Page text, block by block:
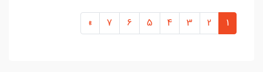
1
2
3
4
5
6
7
»